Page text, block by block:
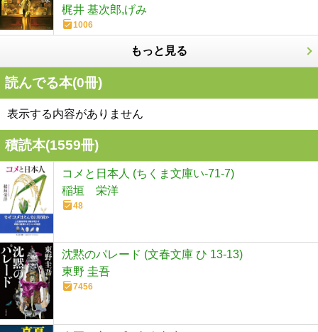
梶井 基次郎,げみ
1006
もっと見る
読んでる本(0冊)
表示する内容がありません
積読本(1559冊)
コメと日本人 (ちくま文庫い-71-7)
稲垣 栄洋
48
沈黙のパレード (文春文庫 ひ 13-13)
東野 圭吾
7456